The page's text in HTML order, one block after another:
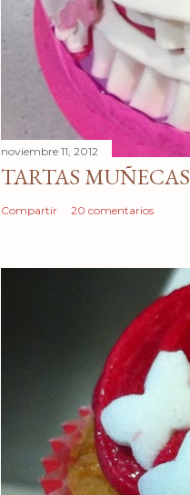
noviembre 11, 2012
TARTAS MUÑECAS
Compartir 20 comentarios